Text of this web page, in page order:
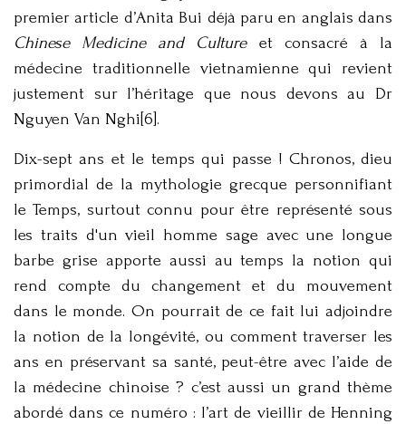
premier article d’Anita Bui déjà paru en anglais dans
Chinese Medicine and Cultureet consacré à la
médecine traditionnelle vietnamienne qui revient
justement sur l’héritage que nous devons au Dr
Nguyen Van Nghi[6].
Dix-sept ans et le temps qui passe ! Chronos, dieu
primordial de la mythologie grecque personnifiant
le Temps, surtout connu pour être représenté sous
les traits d'un vieil homme sage avec une longue
barbe grise apporte aussi au temps la notion qui
rend compte du changement et du mouvement
dans le monde. On pourrait de ce fait lui adjoindre
la notion de la longévité, ou comment traverser les
ans en préservant sa santé, peut-être avec l’aide de
la médecine chinoise ? c’est aussi un grand thème
abordé dans ce numéro : l’art de vieillir de Henning